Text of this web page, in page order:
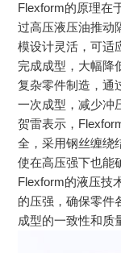
Flexform的原理在
过高压液压油推动
模设计灵活，可适
完成成型，大幅降
复杂零件制造，通
一次成型，减少冲
贺雷表示，
全，采用钢丝缠绕
使在高压强下也能
Flexform的液压技
的压强，确保零件
成型的一致性和质